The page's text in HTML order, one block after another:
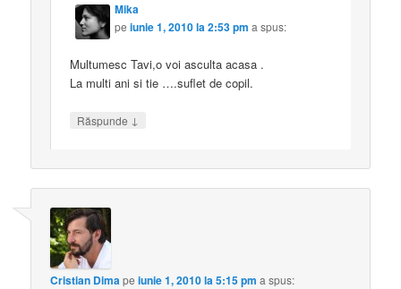
Mika
peiunie 1, 2010 la 2:53 pm a spus:
Multumesc Tavi,o voi asculta acasa .
La multi ani si tie ….suflet de copil.
Răspunde ↓
Cristian Dimapeiunie 1, 2010 la 5:15 pm a spus: